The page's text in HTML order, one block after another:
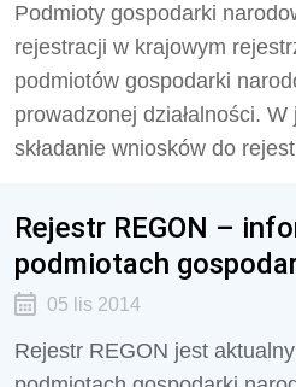
Podmioty gospodarki
rejestracji w krajowym
podmiotów gospodarki
prowadzonej działalności.
składanie wniosków do
Rejestr REGON –
podmiotach
05 lis 2014
Rejestr REGON jest